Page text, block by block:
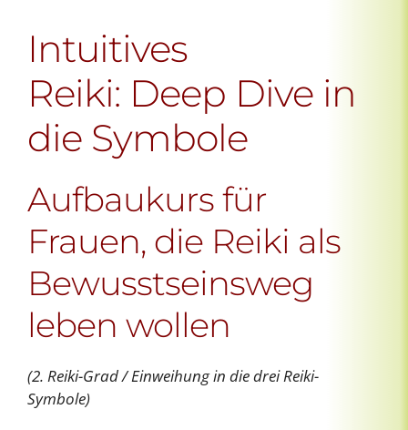
Intuitives
Reiki: Deep Dive in
die Symbole
Aufbaukurs für
Frauen, die Reiki als
Bewusstseinsweg
leben wollen
(2. Reiki-Grad / Einweihung in die drei Reiki-
Symbole)